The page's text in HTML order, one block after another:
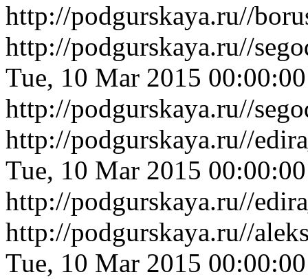
http://podgurskaya.ru//
http://podgurskaya.ru//
Tue, 10 Mar 2015
http://podgurskaya.ru//
http://podgurskaya.ru//
Tue, 10 Mar 2015
http://podgurskaya.ru//
http://podgurskaya.ru//
Tue, 10 Mar 2015